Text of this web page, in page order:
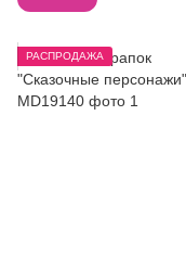
РАСПРОДАЖА